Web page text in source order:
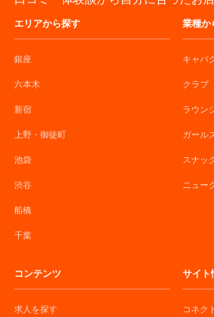
エリアから探す
銀座
六本木
新宿
上野・御徒町
池袋
渋谷
船橋
千葉
業種か
キャバ
クラブ
ラウン
ガール
スナッ
ニュー
コンテンツ
求人を探す
サイト
コネク